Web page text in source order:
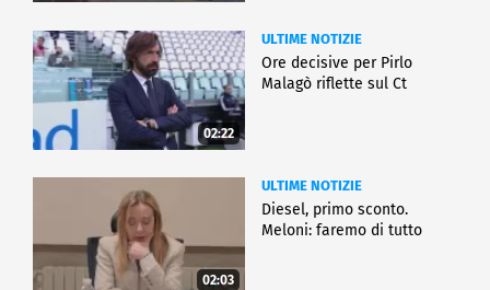
02:22
ULTIME NOTIZIE
Ore decisive per Pirlo
Malagò riflette sul Ct
02:03
ULTIME NOTIZIE
Diesel, primo sconto.
Meloni: faremo di tutto